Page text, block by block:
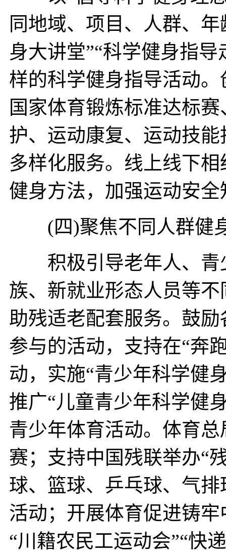
同地域、项目、人群、
身大讲堂”“科学健身指
样的科学健身指导活动
国家体育锻炼标准达标
护、运动康复、运动技
多样化服务。线上线下
健身方法，加强运动安
(四)聚焦不同人群健
积极引导老年人、青
族、新就业形态人员等
助残适老配套服务。鼓
参与的活动，支持在“奔
动，实施“青少年科学健
推广“儿童青少年科学健
青少年体育活动。体育
赛；支持中国残联举办“
球、篮球、乒乓球、气
活动；开展体育促进铸
“川籍农民工运动会”“快